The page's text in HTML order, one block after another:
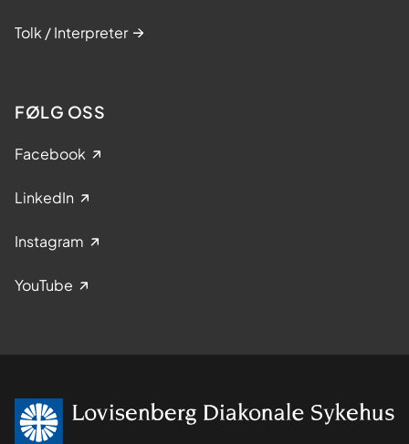
Tolk / Interpreter
FØLG OSS
Facebook
LinkedIn
Instagram
YouTube